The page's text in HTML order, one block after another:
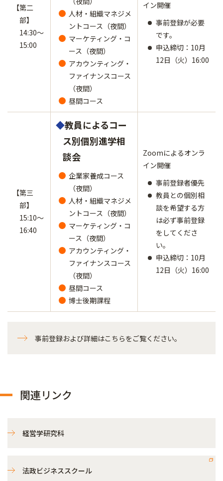
【第二
部】
14:30～
15:00
人材・組織マネジメ
ントコース（夜間）
マーケティング・コ
ース（夜間）
アカウンティング・
ファイナンスコース
（夜間）
昼間コース
イン開催
事前登録が必要
です。
申込締切：10月
12日（火）16:00
【第三
部】
15:10～
16:40
◆教員によるコー
ス別個別進学相
談会
企業家養成コース
（夜間）
人材・組織マネジメ
ントコース（夜間）
マーケティング・コ
ース（夜間）
アカウンティング・
ファイナンスコース
（夜間）
昼間コース
博士後期課程
Zoomによるオンラ
イン開催
事前登録者優先
教員との個別相
談を希望する方
は必ず事前登録
をしてくださ
い。
申込締切：10月
12日（火）16:00
事前登録および詳細はこちらをご覧ください。
関連リンク
経営学研究科
法政ビジネススクール